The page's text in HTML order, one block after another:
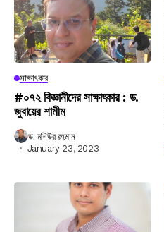
সাক্ষাৎকার
#০৭২ বিজ্ঞানীদের সাক্ষাৎকার : ড.
জুবায়ের শামীম
ড. মশিউর রহমান
January 23, 2023